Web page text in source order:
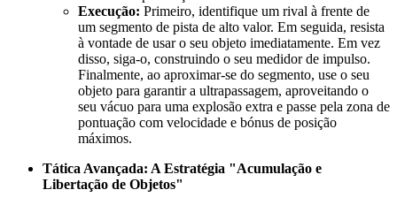
Execução: Primeiro, identifique um rival à frente de
um segmento de pista de alto valor. Em seguida, resista
à vontade de usar o seu objeto imediatamente. Em vez
disso, siga-o, construindo o seu medidor de impulso.
Finalmente, ao aproximar-se do segmento, use o seu
objeto para garantir a ultrapassagem, aproveitando o
seu vácuo para uma explosão extra e passe pela zona de
pontuação com velocidade e bónus de posição
máximos.
Tática Avançada: A Estratégia "Acumulação e
Libertação de Objetos"